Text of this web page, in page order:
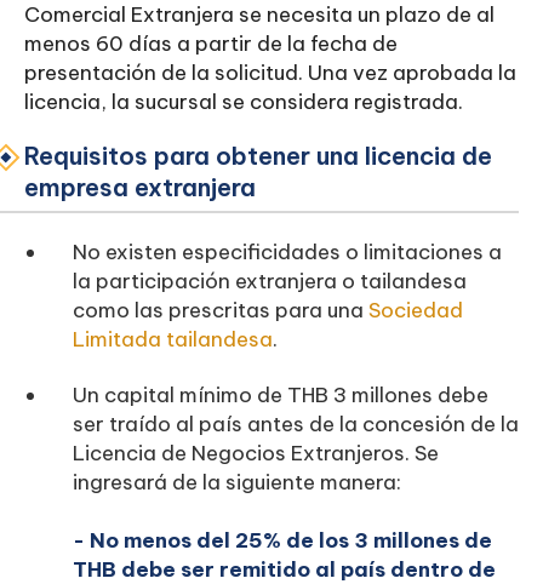
Comercial Extranjera se necesita un plazo de al
menos 60 días a partir de la fecha de
presentación de la solicitud. Una vez aprobada la
licencia, la sucursal se considera registrada.
Requisitos para obtener una licencia de
empresa extranjera
No existen especificidades o limitaciones a
la participación extranjera o tailandesa
como las prescritas para una Sociedad
Limitada tailandesa.
Un capital mínimo de THB 3 millones debe
ser traído al país antes de la concesión de la
Licencia de Negocios Extranjeros. Se
ingresará de la siguiente manera:
- No menos del 25% de los 3 millones de
THB debe ser remitido al país dentro de